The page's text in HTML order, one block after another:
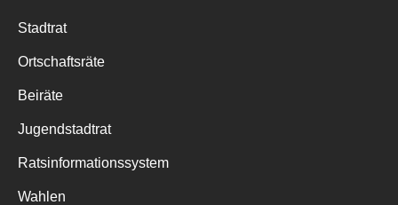
Stadtrat
Ortschaftsräte
Beiräte
Jugendstadtrat
Ratsinformationssystem
Wahlen